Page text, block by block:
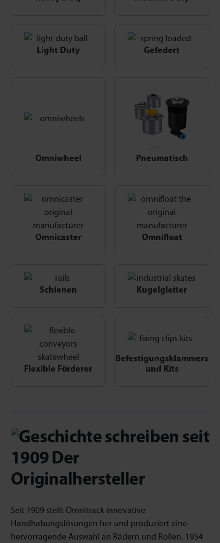
Light Duty Gefedert
Omniwheel Pneumatisch
Omnicaster Omnifloat
Schienen Kugelgleiter
Flexible Förderer
Befestigungsklammers
und Kits
Seit 1909 stellt Omnitrack innovative
Handhabungslösungen her und produziert eine
hervorragende Auswahl an Rädern und Rollen. 1954